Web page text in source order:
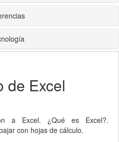
de Excel
a Excel. ¿Qué es Excel?.
con hojas de cálculo.